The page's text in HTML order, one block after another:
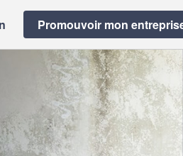
Promouvoir mon